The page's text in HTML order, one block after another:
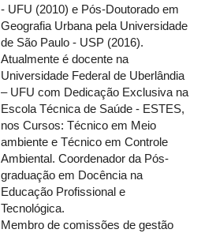
- UFU (2010) e Pós-Doutorado em
Geografia Urbana pela Universidade
de São Paulo - USP (2016).
Atualmente é docente na
Universidade Federal de Uberlândia
– UFU com Dedicação Exclusiva na
Escola Técnica de Saúde - ESTES,
nos Cursos: Técnico em Meio
ambiente e Técnico em Controle
Ambiental. Coordenador da Pós-
graduação em Docência na
Educação Profissional e
Tecnológica.
Membro de comissões de gestão